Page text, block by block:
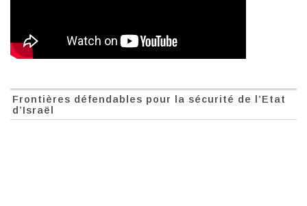
Frontières défendables pour la sécurité de l’Etat
d’Israël